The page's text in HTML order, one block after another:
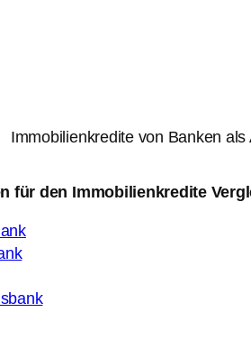
Immobilienkredite von Banken als
für den Immobilienkredite